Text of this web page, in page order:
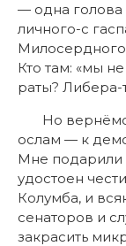
— одна голова
личного-с
Кто там: «мы
раты? Либера-
Но
ослам — к
Мне подарили
удостоен
Колумба, и
сенаторов и
закрасить